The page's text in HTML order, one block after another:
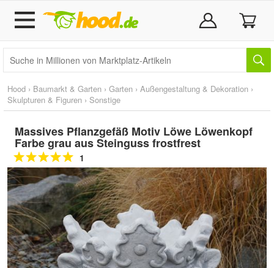
Hood › Baumarkt & Garten › Garten › Außengestaltung & Dekoration ›
Skulpturen & Figuren › Sonstige
Massives Pflanzgefäß Motiv Löwe Löwenkopf
Farbe grau aus Steinguss frostfrest
1